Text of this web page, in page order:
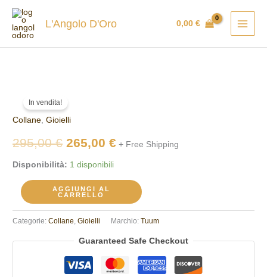
contenuto
L'Angolo D'Oro 0,00€
In vendita!
Collane ,Gioielli
295,00€
prezzo
originale
era:
295,00 €.
265,00€ attuale
265,00 €.
+ Free Shipping
Disponibilità: 1 disponibili
TUUM
ROSM009N0DT
AGGIUNGI AL
CARRELLO
Categorie:Collane,Gioielli Marchio:Tuum
Guaranteed Safe Checkout